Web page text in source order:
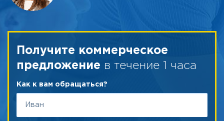
Получите коммерческое
предложение в течение 1 часа
Как к вам обращаться?